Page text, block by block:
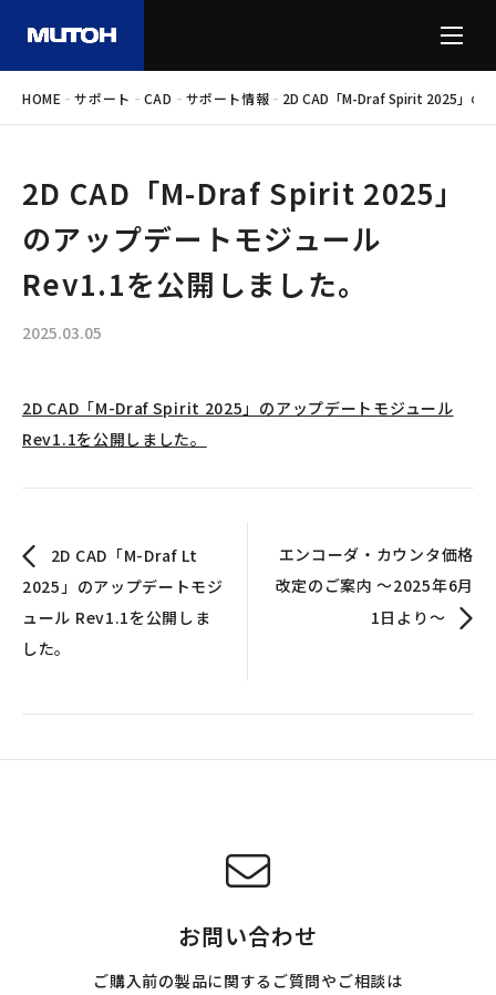
HOME -サポート - CAD - サポート情報 - 2D CAD「M-Draf Spirit 2025」の
2D CAD「M-Draf Spirit 2025」
のアップデートモジュール
Rev1.1を公開しました。
2025.03.05
2D CAD「M-Draf Spirit 2025」のアップデートモジュール
Rev1.1を公開しました。
2D CAD「M-Draf Lt
2025」のアップデートモジ
ュール Rev1.1を公開しま
した。
エンコーダ・カウンタ価格
改定のご案内 ～2025年6月
1日より～
お問い合わせ
ご購入前の製品に関するご質問やご相談は